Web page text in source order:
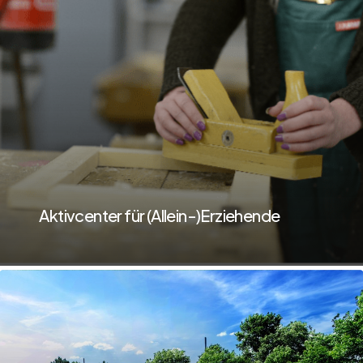
Aktivcenter für (Allein-)Erziehende